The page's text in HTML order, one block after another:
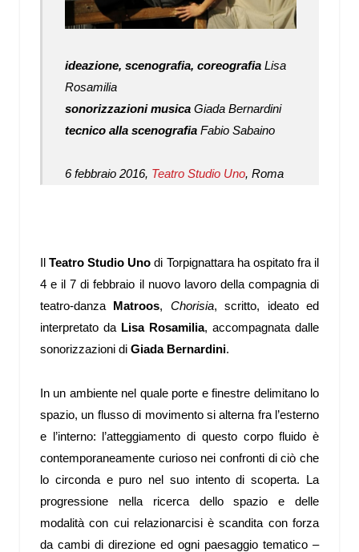
ideazione, scenografia, coreografia Lisa
Rosamilia
sonorizzazioni musica Giada Bernardini
tecnico alla scenografia Fabio Sabaino
6 febbraio 2016, Teatro Studio Uno, Roma
IlTeatro Studio Unodi Torpignattara ha ospitato fra il
4 e il 7 di febbraio il nuovo lavoro della compagnia di
teatro-danza Matroos, Chorisia, scritto, ideato ed
interpretato da Lisa Rosamilia, accompagnata dalle
sonorizzazioni di Giada Bernardini.
In un ambiente nel quale porte e finestre delimitano lo
spazio, un flusso di movimento si alterna fra l’esterno
e l’interno: l’atteggiamento di questo corpo fluido è
contemporaneamente curioso nei confronti di ciò che
lo circonda e puro nel suo intento di scoperta. La
progressione nella ricerca dello spazio e delle
modalità con cui relazionarcisi è scandita con forza
da cambi di direzione ed ogni paesaggio tematico –